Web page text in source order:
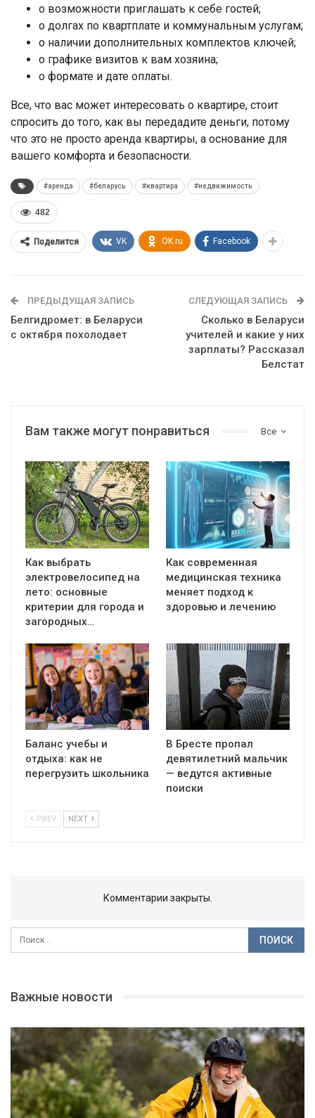
о возможности приглашать к себе гостей;
о долгах по квартплате и коммунальным услугам;
о наличии дополнительных комплектов ключей;
о графике визитов к вам хозяина;
о формате и дате оплаты.
Все, что вас может интересовать о квартире, стоит
спросить до того, как вы передадите деньги, потому
что это не просто аренда квартиры, а основание для
вашего комфорта и безопасности.
#аренда #беларусь #квартира #недвижимость
482
Поделится VK OK.ru Facebook
ПРЕДЫДУЩАЯ ЗАПИСЬ
Белгидромет: в Беларуси
с октября похолодает
СЛЕДУЮЩАЯ ЗАПИСЬ
Сколько в Беларуси
учителей и какие у них
зарплаты? Рассказал
Белстат
Все
Вам также могут понравиться
Как выбрать
электровелосипед на
лето: основные
критерии для города и
загородных…
Как современная
медицинская техника
меняет подход к
здоровью и лечению
Баланс учебы и
отдыха: как не
перегрузить школьника
В Бресте пропал
девятилетний мальчик
— ведутся активные
поиски
PREV NEXT
Комментарии закрыты.
Важные новости